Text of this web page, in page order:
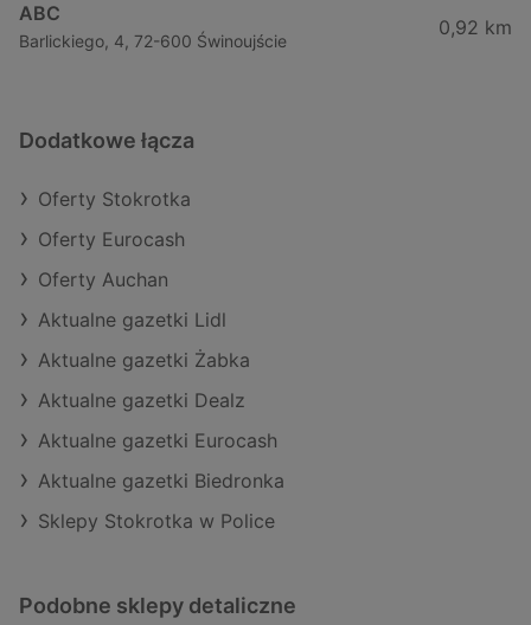
ABC
Barlickiego, 4, 72-600 Świnoujście
0,92 km
Dodatkowe łącza
Oferty Stokrotka
Oferty Eurocash
Oferty Auchan
Aktualne gazetki Lidl
Aktualne gazetki Żabka
Aktualne gazetki Dealz
Aktualne gazetki Eurocash
Aktualne gazetki Biedronka
Sklepy Stokrotka w Police
Podobne sklepy detaliczne